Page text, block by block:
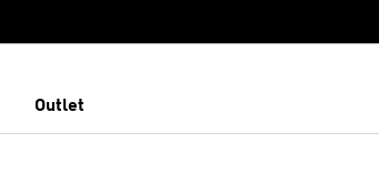
Outlet